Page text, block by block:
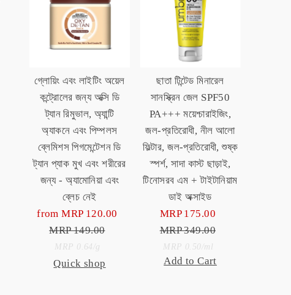
গ্লোয়িং এবং লাইটিং অয়েল
কন্ট্রোলের জন্য অক্সি ডি
ট্যান রিমুভাল, অ্যান্টি
অ্যাকনে এবং পিম্পলস
ব্লেমিশস পিগমেন্টেশন ডি
ট্যান প্যাক মুখ এবং শরীরের
জন্য - অ্যামোনিয়া এবং
ব্লেচ নেই
Sale
Price
from MRP 120.00
Regular
Price
MRP 149.00
Unit
Price
MRP 0.64 per
g
Quick shop
ছাতা টিন্টেড মিনারেল
সানস্ক্রিন জেল SPF50
PA+++ ময়েশ্চারাইজিং,
জল-প্রতিরোধী, নীল আলো
ফিল্টার, জল-প্রতিরোধী, শুষ্ক
স্পর্শ, সাদা কাস্ট ছাড়াই,
টিনোসরব এম + টাইটানিয়াম
ডাই অক্সাইড
Sale
Price
MRP 175.00
Regular
Price
MRP 349.00
Unit
Price
MRP 0.50 per
ml
Add to Cart